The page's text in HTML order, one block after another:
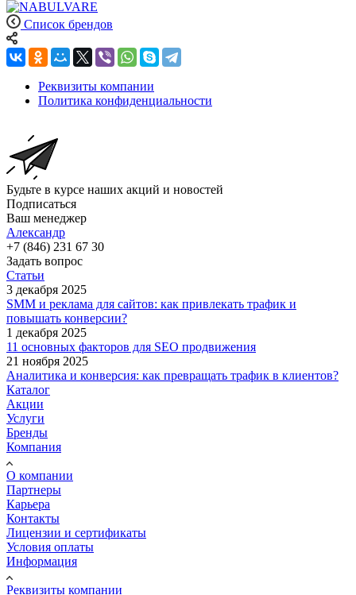
Список брендов
Реквизиты компании
Политика конфиденциальности
Будьте в курсе наших акций и новостей
Подписаться
Ваш менеджер
Александр
+7 (846) 231 67 30
Задать вопрос
Статьи
3 декабря 2025
SMM и реклама для сайтов: как привлекать трафик и
повышать конверсии?
1 декабря 2025
11 основных факторов для SEO продвижения
21 ноября 2025
Аналитика и конверсия: как превращать трафик в клиентов?
Каталог
Акции
Услуги
Бренды
Компания
О компании
Партнеры
Карьера
Контакты
Лицензии и сертификаты
Условия оплаты
Информация
Реквизиты компании